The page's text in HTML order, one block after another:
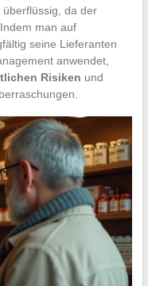
da der
man auf
seine Lieferanten
anwendet,
Risiken und